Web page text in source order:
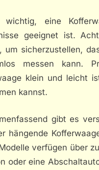
eine
geeignet ist.
um sicherzustellen,
messen kann.
klein und leicht
kannst.
gibt es
hängende
verfügen über
oder eine